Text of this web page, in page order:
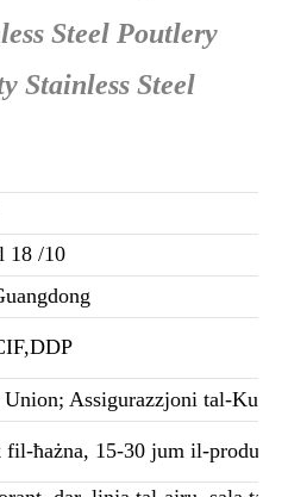
18 /10
Assigurazzjoni tal-
ħażna, 15-30 jum il-